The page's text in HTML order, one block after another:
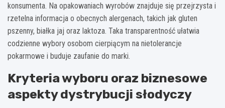
konsumenta. Na opakowaniach wyrobów znajduje się przejrzysta i
rzetelna informacja o obecnych alergenach, takich jak gluten
pszenny, białka jaj oraz laktoza. Taka transparentność ułatwia
codzienne wybory osobom cierpiącym na nietolerancje
pokarmowe i buduje zaufanie do marki.
Kryteria wyboru oraz biznesowe
aspekty dystrybucji słodyczy